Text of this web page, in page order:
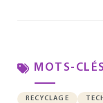
MOTS-
RECYCLAGE